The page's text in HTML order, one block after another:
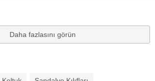
Daha fazlasını görün